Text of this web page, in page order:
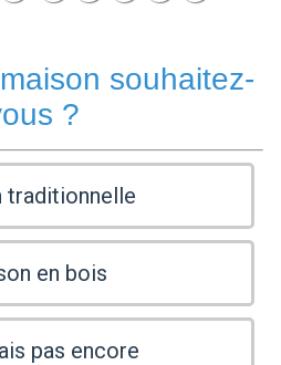
souhaitez-
?
traditionnelle
en bois
pas encore